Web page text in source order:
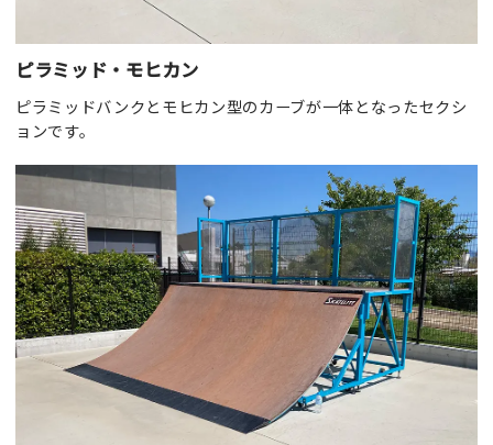
ピラミッド・モヒカン
ピラミッドバンクとモヒカン型のカーブが一体となったセクシ
ョンです。